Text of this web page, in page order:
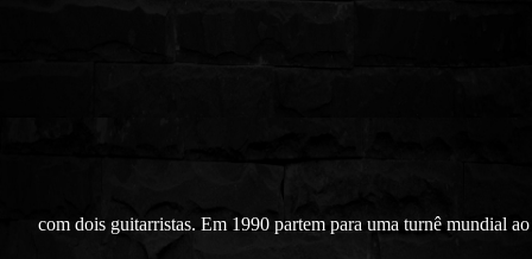
com dois guitarristas. Em 1990 partem para uma turnê mundial